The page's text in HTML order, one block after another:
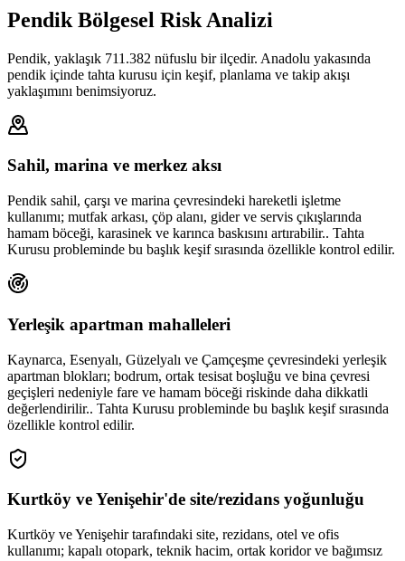
Pendik Bölgesel Risk Analizi
Pendik, yaklaşık 711.382 nüfuslu bir ilçedir. Anadolu yakasında
pendik içinde tahta kurusu için keşif, planlama ve takip akışı
yaklaşımını benimsiyoruz.
Sahil, marina ve merkez aksı
Pendik sahil, çarşı ve marina çevresindeki hareketli işletme
kullanımı; mutfak arkası, çöp alanı, gider ve servis çıkışlarında
hamam böceği, karasinek ve karınca baskısını artırabilir.. Tahta
Kurusu probleminde bu başlık keşif sırasında özellikle kontrol edilir.
Yerleşik apartman mahalleleri
Kaynarca, Esenyalı, Güzelyalı ve Çamçeşme çevresindeki yerleşik
apartman blokları; bodrum, ortak tesisat boşluğu ve bina çevresi
geçişleri nedeniyle fare ve hamam böceği riskinde daha dikkatli
değerlendirilir.. Tahta Kurusu probleminde bu başlık keşif sırasında
özellikle kontrol edilir.
Kurtköy ve Yenişehir'de site/rezidans yoğunluğu
Kurtköy ve Yenişehir tarafındaki site, rezidans, otel ve ofis
kullanımı; kapalı otopark, teknik hacim, ortak koridor ve bağımsız